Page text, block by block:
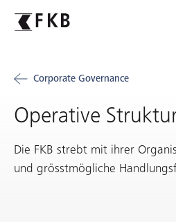
Corporate Governance
Operative
Die FKB strebt mit ihrer
und grösstmögliche